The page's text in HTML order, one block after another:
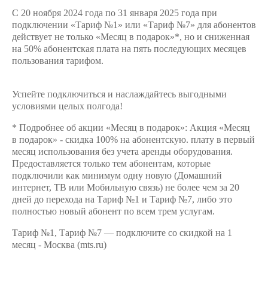
Выбрать
красивый
номер
Заменить
SIM-
Перейти
на
eSIM
Для дома
Выберите
и подключите
ТВ
с выгодным
тарифом
Тарифы
Интернет,
Интернет,
ТВ и телефон
для дома
Услуги
кабинет
интернета
ТВ
Личный
кабинет
спутникового
ТВ
Скачать
приложение
Мой
Акции
С 20 ноября 2024 года по 31 января 2025 года при
подключении «Тариф №1» или «Тариф №7» для абонентов
действует не только «Месяц в подарок»*, но и сниженная
на 50% абонентская плата на пять последующих месяцев
пользования тарифом.
Успейте подключиться и наслаждайтесь выгодными
условиями целых полгода!
* Подробнее об акции «Месяц в подарок»: Акция «Месяц
в подарок» - скидка 100% на абонентскую. плату в первый
месяц использования без учета аренды оборудования.
Предоставляется только тем абонентам, которые
подключили как минимум одну новую (Домашний
интернет, ТВ или Мобильную связь) не более чем за 20
дней до перехода на Тариф №1 и Тариф №7, либо это
полностью новый абонент по всем трем услугам.
Тариф №1, Тариф №7 — подключите со скидкой на 1
месяц - Москва (mts.ru)